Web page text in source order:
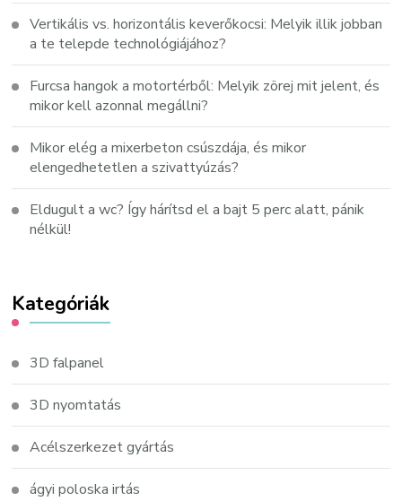
Vertikális vs. horizontális keverőkocsi: Melyik illik jobban
a te telepde technológiájához?
Furcsa hangok a motortérből: Melyik zörej mit jelent, és
mikor kell azonnal megállni?
Mikor elég a mixerbeton csúszdája, és mikor
elengedhetetlen a szivattyúzás?
Eldugult a wc? Így hárítsd el a bajt 5 perc alatt, pánik
nélkül!
Kategóriák
3D falpanel
3D nyomtatás
Acélszerkezet gyártás
ágyi poloska irtás